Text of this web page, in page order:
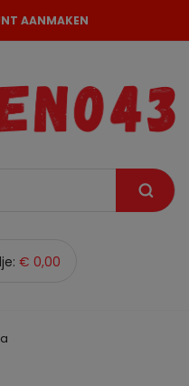
AANMAKEN
€ 0,00